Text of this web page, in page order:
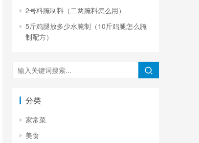
2号料腌制料（二两腌料怎么用）
5斤鸡腿放多少水腌制（10斤鸡腿怎么腌
制配方）
分类
家常菜
美食